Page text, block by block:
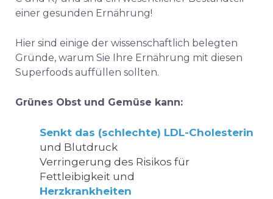
einer gesunden Ernährung!
Hier sind einige der wissenschaftlich belegten
Gründe, warum Sie Ihre Ernährung mit diesen
Superfoods auffüllen sollten.
Grünes Obst und Gemüse kann:
Senkt das (schlechte) LDL-Cholesterin
und Blutdruck
Verringerung des Risikos für
Fettleibigkeit und
Herzkrankheiten